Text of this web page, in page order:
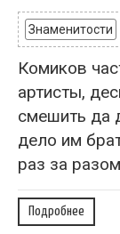
Знаменитости
Комиков
артисты,
смешить да
дело им
раз за
Подробнее